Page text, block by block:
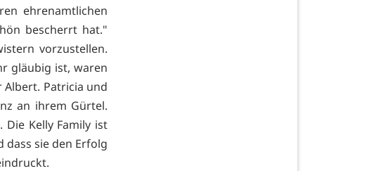
ehrenamtlichen
bescherrt hat."
vorzustellen.
gläubig ist, waren
Albert. Patricia und
an ihrem Gürtel.
Kelly Family ist
sie den Erfolg